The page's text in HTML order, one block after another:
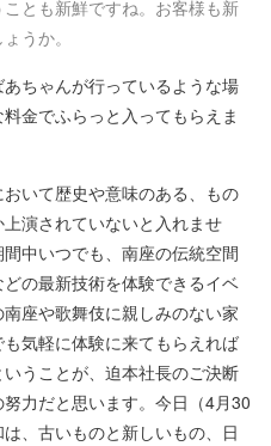
とも新鮮ですね。お客様も新
うか。
ちゃんが行っているような場
金でふらっと入ってもらえま
いて歴史や意味のある、もの
演されていないと入れませ
中いつでも、南座の伝統空間
の最新技術を体験できるイベ
座や歌舞伎に親しみのない家
気軽に体験に来てもらえれば
うことが、迫本社長のご決断
力だと思います。今日（4月30
、古いものと新しいもの、日